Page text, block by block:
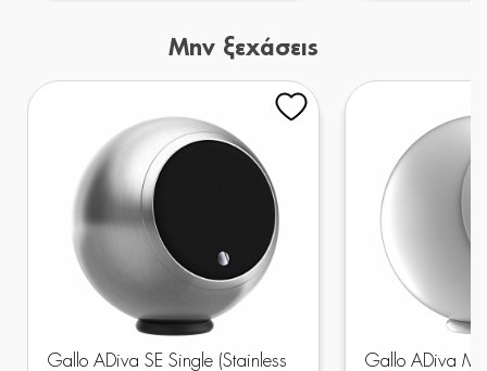
Μην ξεχάσεις
Gallo ADiva SE Single (Stainless
Gallo ADiva